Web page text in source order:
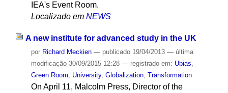
IEA's Event Room.
Localizado em NEWS
A new institute for advanced study in the UK
por Richard Meckien — publicado19/04/2013 — última
modificação30/09/2015 12:28 — registrado em: Ubias
Green Room
University, Globalization, Transformation
On April 11, Malcolm Press, Director of the